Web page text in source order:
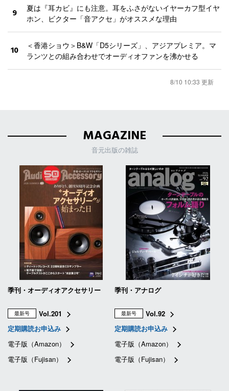
9
夏は『耳カビ』にも注意。耳をふさがないイヤーカフ型イヤ
ホン、ビクター「音アクセ」がオススメな理由
10
＜香港ショウ＞B&W「D5シリーズ」、アジアプレミア。マ
ランツとの組み合わせでオーディオファンを沸かせる
8/10 10:33 更新
MAGAZINE
音元出版の雑誌
季刊・オーディオアクセサリー
最新号
Vol.201
定期購読お申込み
電子版（Amazon）
電子版（Fujisan）
季刊・アナログ
最新号
Vol.92
定期購読お申込み
電子版（Amazon）
電子版（Fujisan）